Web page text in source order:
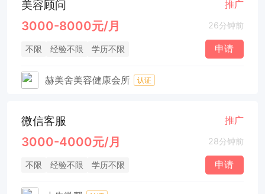
美容顾问 推广
3000-8000元/月 26分钟前
不限 经验不限 学历不限 申请
赫美舍美容健康会所 认证
微信客服 推广
3000-4000元/月 28分钟前
不限 经验不限 学历不限 申请